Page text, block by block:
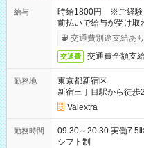
給与
時給1800円 ※ご経験
前払いで給与が受け取
交通費別途支給あり
交通費 交通費全額支
勤務地
東京都新宿区
新宿三丁目駅から徒歩
Valextra
勤務時間
09:30～20:30 実働7.5時間／休憩1.5時間 営業時間に合わせた
シフト制